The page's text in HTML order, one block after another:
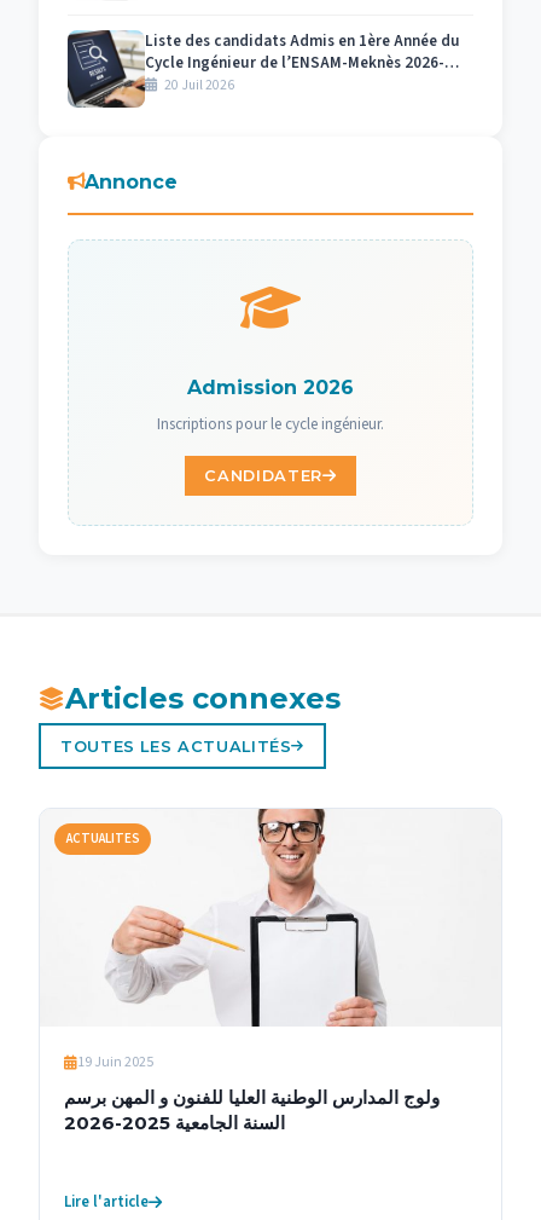
Liste des candidats Admis en 1ère Année du
Cycle Ingénieur de l’ENSAM-Meknès 2026-
202720 Juil 2026
Annonce
Admission 2026
Inscriptions pour le cycle ingénieur.
CANDIDATER
Articles connexes
TOUTES LES ACTUALITÉS
ACTUALITES
19 Juin 2025
ولوج المدارس الوطنية العليا للفنون و المهن برسم
السنة الجامعية 2025-2026
Lire l'article